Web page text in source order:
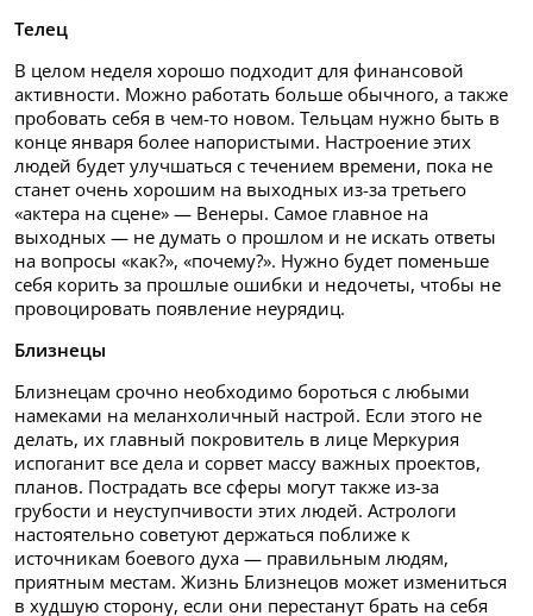
Телец
В целом неделя хорошо подходит для финансовой
активности. Можно работать больше обычного, а также
пробовать себя в чем-то новом. Тельцам нужно быть в
конце января более напористыми. Настроение этих
людей будет улучшаться с течением времени, пока не
станет очень хорошим на выходных из-за третьего
«актера на сцене» — Венеры. Самое главное на
выходных — не думать о прошлом и не искать ответы
на вопросы «как?», «почему?». Нужно будет поменьше
себя корить за прошлые ошибки и недочеты, чтобы не
провоцировать появление неурядиц.
Близнецы
Близнецам срочно необходимо бороться с любыми
намеками на меланхоличный настрой. Если этого не
делать, их главный покровитель в лице Меркурия
испоганит все дела и сорвет массу важных проектов,
планов. Пострадать все сферы могут также из-за
грубости и неуступчивости этих людей. Астрологи
настоятельно советуют держаться поближе к
источникам боевого духа — правильным людям,
приятным местам. Жизнь Близнецов может измениться
в худшую сторону, если они перестанут брать на себя